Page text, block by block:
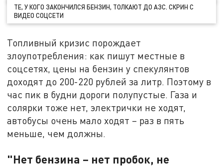
ТЕ, У КОГО ЗАКОНЧИЛСЯ БЕНЗИН, ТОЛКАЮТ ДО АЗС. СКРИН С
ВИДЕО СОЦСЕТИ
Топливный кризис порождает
злоупотребления: как пишут местные в
соцсетях, цены на бензин у спекулянтов
доходят до 200-220 рублей за литр. Поэтому в
час пик в будни дороги полупустые. Газа и
солярки тоже нет, электрички не ходят,
автобусы очень мало ходят – раз в пять
меньше, чем должны.
"Нет бензина – нет пробок, не